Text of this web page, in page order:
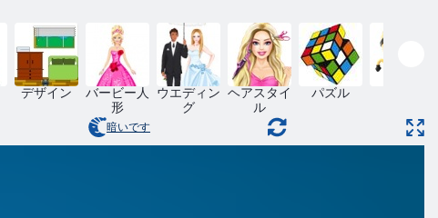
デザイン
バービー人
形
ウエディン
グ
ヘアスタイ
ル
パズル
暗いです